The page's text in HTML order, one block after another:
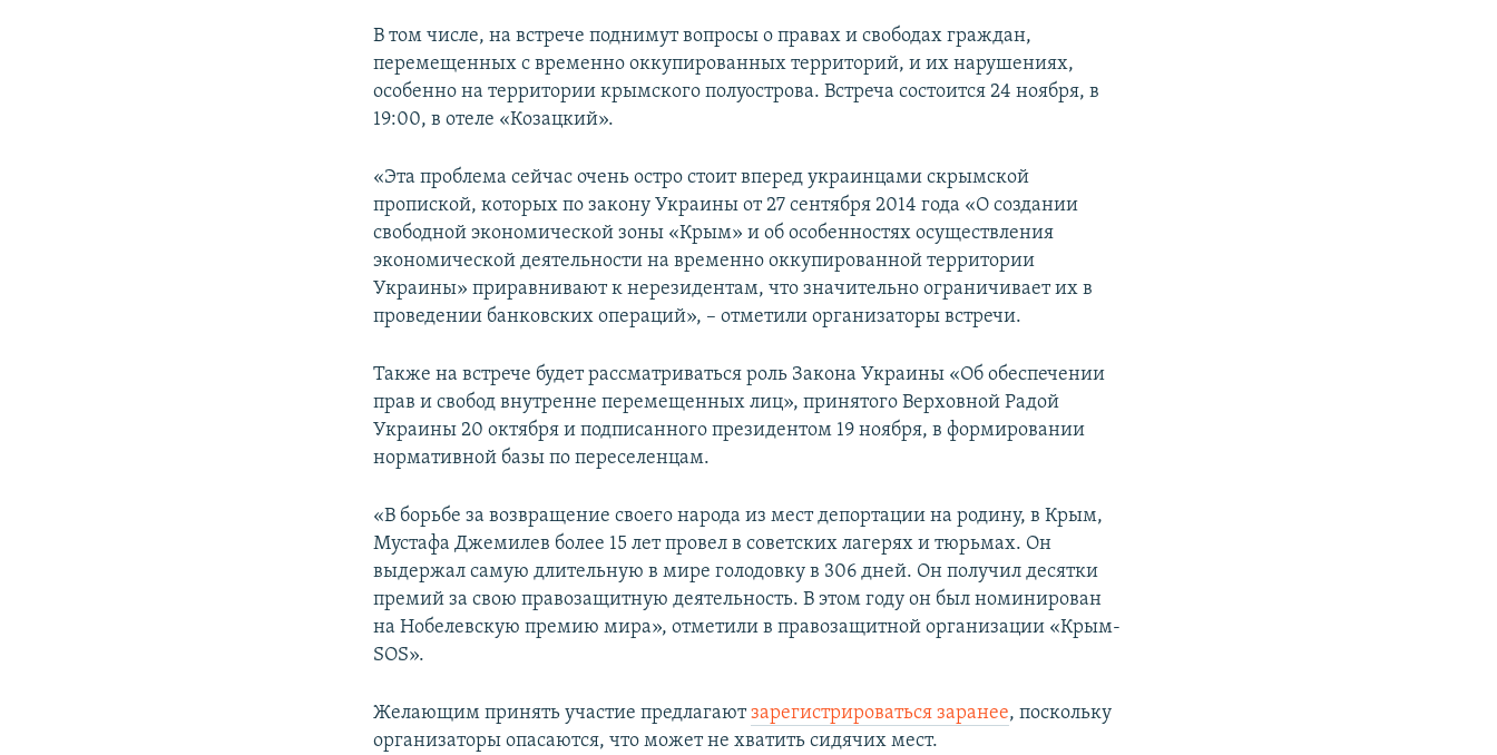
В том числе, на встрече поднимут вопросы о правах и свободах граждан,
перемещенных с временно оккупированных территорий, и их нарушениях,
особенно на территории крымского полуострова. Встреча состоится 24 ноября, в
19:00, в отеле «Козацкий».
«Эта проблема сейчас очень остро стоит вперед украинцами скрымской
пропиской, которых по закону Украины от 27 сентября 2014 года «О создании
свободной экономической зоны «Крым» и об особенностях осуществления
экономической деятельности на временно оккупированной территории
Украины» приравнивают к нерезидентам, что значительно ограничивает их в
проведении банковских операций», – отметили организаторы встречи.
Также на встрече будет рассматриваться роль Закона Украины «Об обеспечении
прав и свобод внутренне перемещенных лиц», принятого Верховной Радой
Украины 20 октября и подписанного президентом 19 ноября, в формировании
нормативной базы по переселенцам.
«В борьбе за возвращение своего народа из мест депортации на родину, в Крым,
Мустафа Джемилев более 15 лет провел в советских лагерях и тюрьмах. Он
выдержал самую длительную в мире голодовку в 306 дней. Он получил десятки
премий за свою правозащитную деятельность. В этом году он был номинирован
на Нобелевскую премию мира», отметили в правозащитной организации «Крым-
SOS».
Желающим принять участие предлагаютзарегистрироваться заранее, поскольку
организаторы опасаются, что может не хватить сидячих мест.